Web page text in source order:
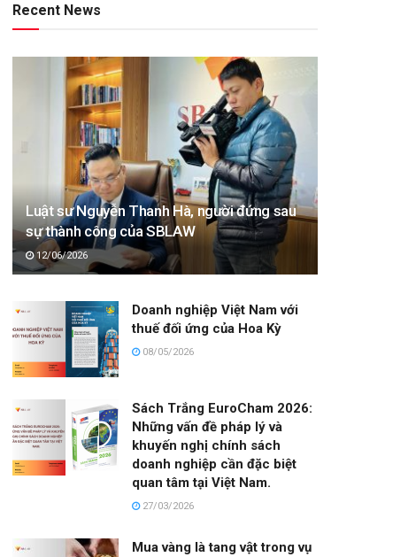
Recent News
Luật sư Nguyễn Thanh Hà, người đứng sau
sự thành công của SBLAW
12/06/2026
Doanh nghiệp Việt Nam với
thuế đối ứng của Hoa Kỳ
08/05/2026
Sách Trắng EuroCham 2026:
Những vấn đề pháp lý và
khuyến nghị chính sách
doanh nghiệp cần đặc biệt
quan tâm tại Việt Nam.
27/03/2026
Mua vàng là tang vật trong vụ